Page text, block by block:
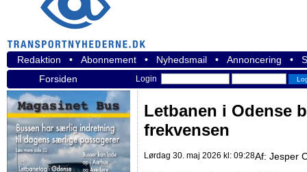
Redaktion • Abonnement • Nyhedsmail • Annoncering •
Forsiden
Login
Letbanen i Odense
frekvensen
Lørdag 30. maj 2026 kl: 09:28Af: Jesper